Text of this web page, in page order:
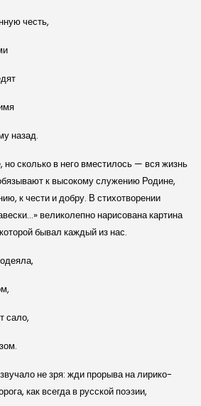
честь,
назад.
сколько в него вместилось — вся жизнь
к высокому служению Родине,
к чести и добру. В стихотворении
великолепно нарисована картина
бывал каждый из нас.
сало,
не зря: жди прорыва на лирико-
как всегда в русской поэзии,